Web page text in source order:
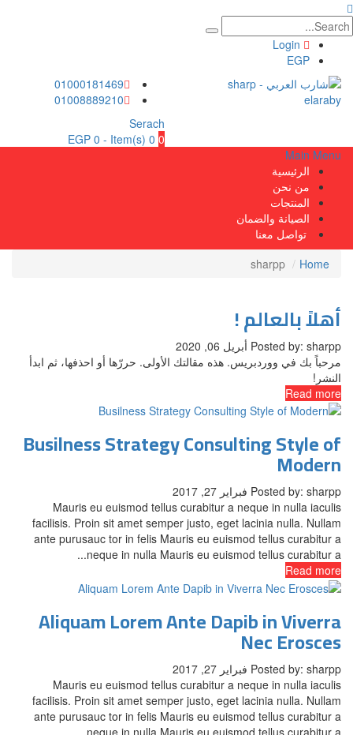
EGP
01000181469
01008889210
Serach
0
0 Item(s) -
EGP 0
Main Menu
الرئيسية
من نحن
المنتجات
الصيانة والضمان
تواصل معنا
Home
sharpp
أهلاً بالعالم !
Posted by: sharpp أبريل 06, 2020
مرحباً بك في ووردبريس. هذه مقالتك الأولى. حررّها أو احذفها، ثم ابدأ
النشر!
Read more
Busilness Strategy Consulting Style of
Modern
Posted by: sharpp فبراير 27, 2017
Mauris eu euismod tellus curabitur a neque in nulla iaculis
facilisis. Proin sit amet semper justo, eget lacinia nulla. Nullam
ante purusauc tor in felis Mauris eu euismod tellus curabitur a
neque in nulla Mauris eu euismod tellus curabitur a...
Read more
Aliquam Lorem Ante Dapib in Viverra
Nec Erosces
Posted by: sharpp فبراير 27, 2017
Mauris eu euismod tellus curabitur a neque in nulla iaculis
facilisis. Proin sit amet semper justo, eget lacinia nulla. Nullam
ante purusauc tor in felis Mauris eu euismod tellus curabitur a
neque in nulla Mauris eu euismod tellus curabitur a...